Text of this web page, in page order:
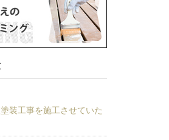
装工事を施工させていた